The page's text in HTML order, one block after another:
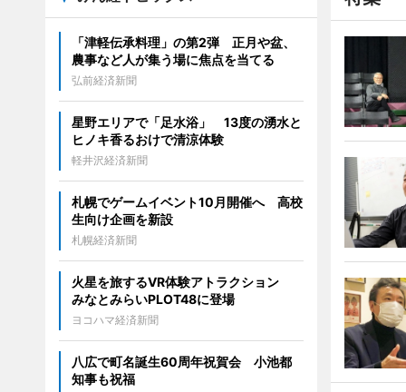
「津軽伝承料理」の第2弾 正月や盆、
農事など人が集う場に焦点を当てる
弘前経済新聞
星野エリアで「足水浴」 13度の湧水と
ヒノキ香るおけで清涼体験
軽井沢経済新聞
札幌でゲームイベント10月開催へ 高校
生向け企画を新設
札幌経済新聞
火星を旅するVR体験アトラクション
みなとみらいPLOT48に登場
ヨコハマ経済新聞
八広で町名誕生60周年祝賀会 小池都
知事も祝福